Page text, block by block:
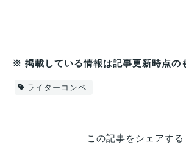
※ 掲載している情報は記事更新時点の
ライターコンペ
この記事をシェアする